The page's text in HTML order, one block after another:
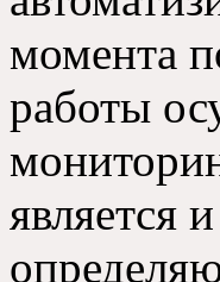
момента
работы
является